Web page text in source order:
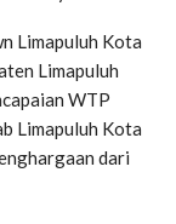
Limapuluh Kota
Limapuluh
WTP
Limapuluh Kota
dari